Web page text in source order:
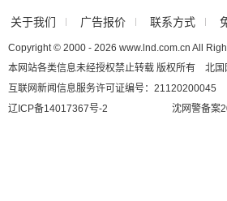
关于我们 广告报价 联系方式
Copyright © 2000 - 2026 www.lnd.com.cn All
本网站各类信息未经授权禁止转载 版权所有 北国
互联网新闻信息服务许可证编号：21120200045
辽ICP备14017367号-2
沈网警备案